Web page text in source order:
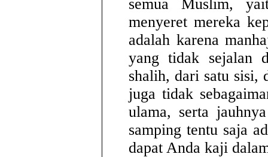
semua Muslim,
menyeret mereka
adalah karena
yang tidak sejalan
shalih, dari satu sisi,
juga tidak
ulama, serta
samping tentu saja
dapat Anda kaji